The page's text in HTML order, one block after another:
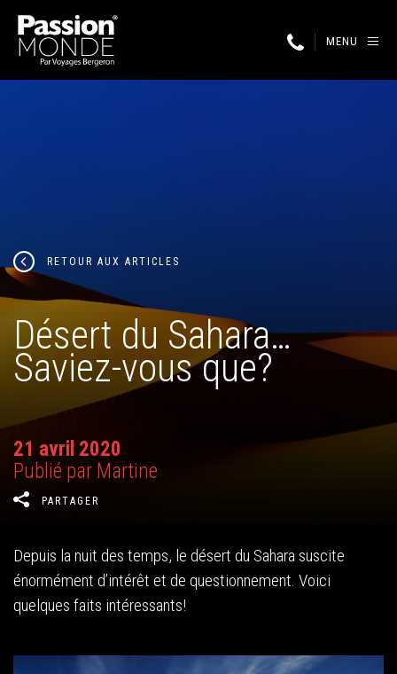
MENU
RETOUR AUX ARTICLES
Désert du Sahara…
Saviez-vous que?
21 avril 2020
Publié par Martine
PARTAGER
Depuis la nuit des temps, le désert du Sahara suscite
énormément d’intérêt et de questionnement. Voici
quelques faits intéressants!